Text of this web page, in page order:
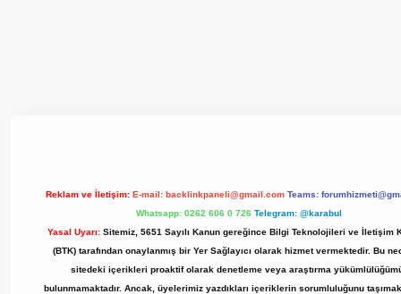
Reklam ve İletişim: E-mail: backlinkpaneli@gmail.com Teams:
Whatsapp: 0262 606 0 726 Telegram: @karabul
Yasal Uyarı: Sitemiz, 5651 Sayılı Kanun gereğince Bilgi Teknolojileri ve İletişim
(BTK) tarafından onaylanmış bir Yer Sağlayıcı olarak hizmet vermektedir. Bu
sitedeki içerikleri proaktif olarak denetleme veya araştırma
bulunmamaktadır. Ancak, üyelerimiz yazdıkları içeriklerin sorumluluğunu